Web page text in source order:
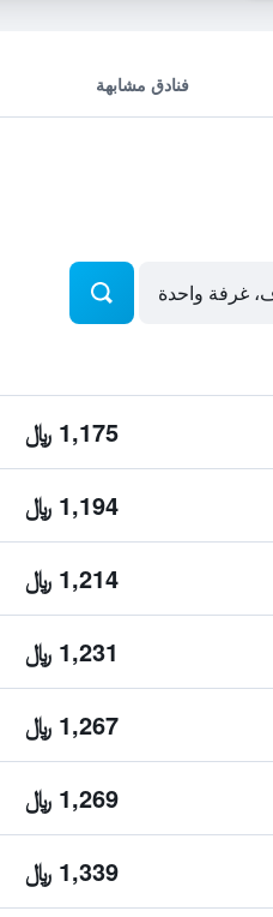
فنادق مشابهة
1,175 ﷼
1,194 ﷼
1,214 ﷼
1,231 ﷼
1,267 ﷼
1,269 ﷼
1,339 ﷼